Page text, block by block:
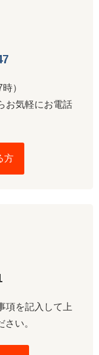
）
お気軽にお電話
方
項を記入して上
い。